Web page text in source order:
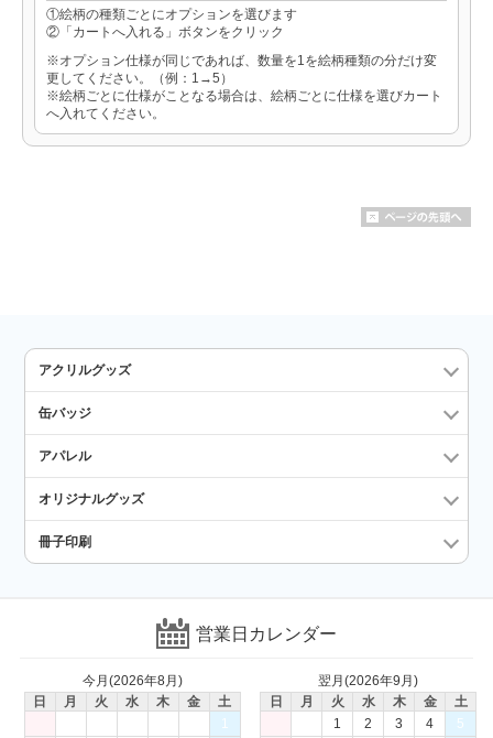
①絵柄の種類ごとにオプションを選びます
②「カートへ入れる」ボタンをクリック
※オプション仕様が同じであれば、数量を1を絵柄種類の分だけ変
更してください。（例：1→5）
※絵柄ごとに仕様がことなる場合は、絵柄ごとに仕様を選びカート
へ入れてください。
アクリルグッズ
缶バッジ
アパレル
オリジナルグッズ
冊子印刷
営業日カレンダー
今月(2026年8月)
日
月 火 水 木 金
土
1
翌月(2026年9月)
日
月 火 水 木 金
土
1
2 3 4
5